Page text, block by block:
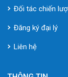
Đối tác chiến
Đăng ký đại lý
Liên hệ